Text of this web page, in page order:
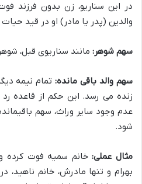
در این سناریو، زن بدون فرزند
والدین (پدر یا مادر) او در قید
سهم شوهر: مانند سناریوی قبل، شوهر
سهم والد باقی مانده:
زنده می رسد. این حکم از قاعده
عدم وجود سایر وراث، سهم
شود.
مثال عملی:خانم سمیه فوت کرده
بهرام و تنها مادرش، خانم